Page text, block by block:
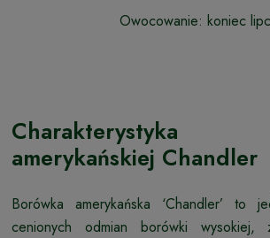
Owocowanie: koniec
Charakterystyka
amerykańskiej Chandler
Borówka amerykańska ‘Chandler’ to
cenionych odmian borówki